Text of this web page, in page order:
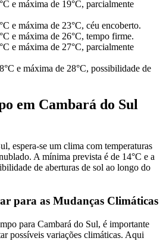
e máxima de 19°C, parcialmente
e máxima de 23°C, céu encoberto.
e máxima de 26°C, tempo firme.
e máxima de 27°C, parcialmente
e máxima de 28°C, possibilidade de
em Cambará do Sul
espera-se um clima com temperaturas
A mínima prevista é de 14°C e a
de aberturas de sol ao longo do
para as Mudanças Climáticas
para Cambará do Sul, é importante
possíveis variações climáticas. Aqui